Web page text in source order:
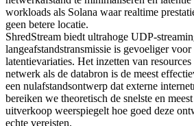
workloads als Solana waar realtime
geen betere locatie.
ShredStream biedt ultrahoge UDP-
langeafstandstransmissie is gevoeliger
latentievariaties. Het inzetten van
netwerk als de databron is de meest
een nulafstandsontwerp dat externe
bereiken we theoretisch de snelste en
uitverkoop weerspiegelt hoe goed deze
echte vereisten.